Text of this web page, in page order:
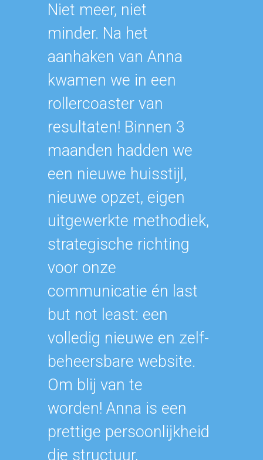
Niet meer, niet
minder. Na het
aanhaken van Anna
kwamen we in een
rollercoaster van
resultaten! Binnen 3
maanden hadden we
een nieuwe huisstijl,
nieuwe opzet, eigen
uitgewerkte methodiek,
strategische richting
voor onze
communicatie én last
but not least: een
volledig nieuwe en zelf-
beheersbare website.
Om blij van te
worden! Anna is een
prettige persoonlijkheid
die structuur,